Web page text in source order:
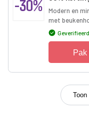
-30%
Modern en
met
Geverifieerd
Pak